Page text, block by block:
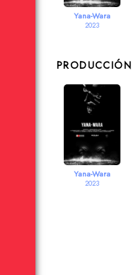
Yana-Wara
2023
PRODUCCIÓN
Yana-Wara
2023